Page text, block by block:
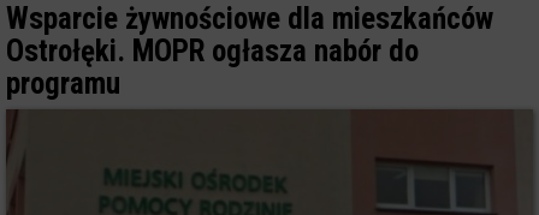
Wsparcie żywnościowe dla mieszkańców
Ostrołęki. MOPR ogłasza nabór do
programu